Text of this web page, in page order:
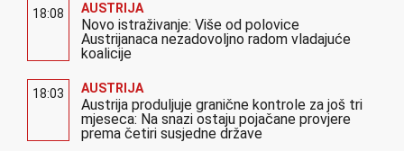
18:08 AUSTRIJA
Novo istraživanje: Više od polovice
Austrijanaca nezadovoljno radom vladajuće
koalicije
18:03 AUSTRIJA
Austrija produljuje granične kontrole za još tri
mjeseca: Na snazi ostaju pojačane provjere
prema četiri susjedne države